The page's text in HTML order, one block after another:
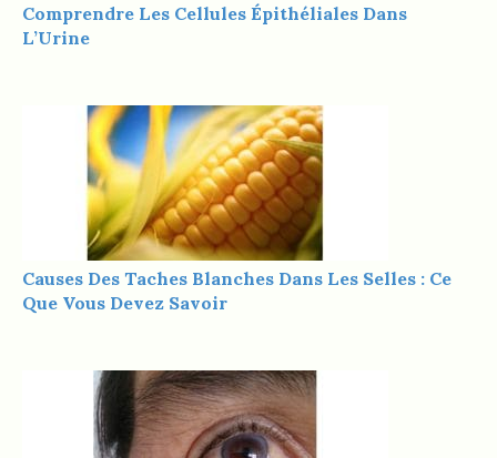
Comprendre Les Cellules Épithéliales Dans
L’Urine
Causes Des Taches Blanches Dans Les Selles : Ce
Que Vous Devez Savoir